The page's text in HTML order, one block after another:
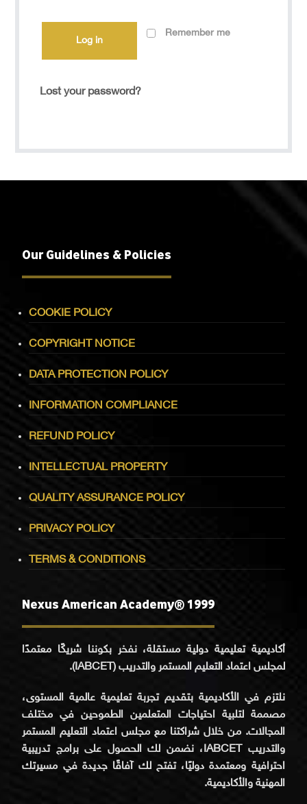
Remember me
Log in
Lost your password?
Our Guidelines & Policies
COOKIE POLICY
COPYRIGHT NOTICE
DATA PROTECTION POLICY
INFORMATION COMPLIANCE
REFUND POLICY
INTELLECTUAL PROPERTY
QUALITY ASSURANCE POLICY
PRIVACY POLICY
TERMS & CONDITIONS
Nexus American Academy® 1999
أكاديمية تعليمية دولية مستقلة، نفخر بكوننا شريكًا معتمدًا
لمجلس اعتماد التعليم المستمر والتدريب (IABCET).
نلتزم في الأكاديمية بتقديم تجربة تعليمية عالمية المستوى،
مصممة لتلبية احتياجات المتعلمين الطموحين في مختلف
المجالات. من خلال شراكتنا مع مجلس اعتماد التعليم المستمر
والتدريب IABCET، نضمن لك الحصول على برامج تدريبية
احترافية ومعتمدة دوليًا، تفتح لك آفاقًا جديدة في مسيرتك
المهنية والأكاديمية.